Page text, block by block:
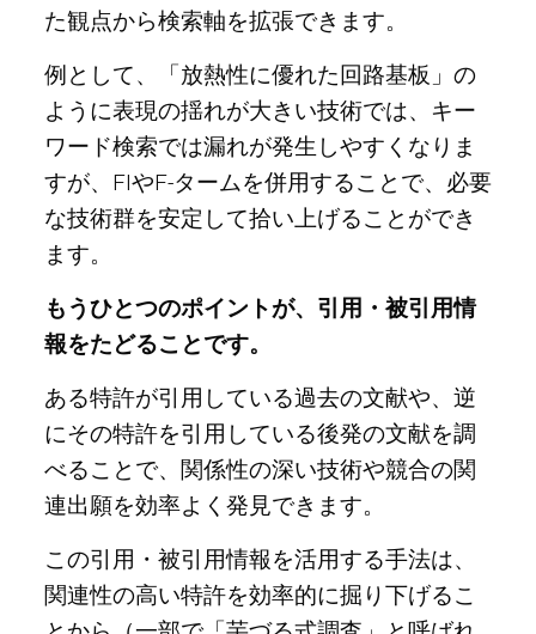
た観点から検索軸を拡張できます。
例として、「放熱性に優れた回路基板」の
ように表現の揺れが大きい技術では、キー
ワード検索では漏れが発生しやすくなりま
すが、FIやF-タームを併用することで、必要
な技術群を安定して拾い上げることができ
ます。
もうひとつのポイントが、引用・被引用情
報をたどることです。
ある特許が引用している過去の文献や、逆
にその特許を引用している後発の文献を調
べることで、関係性の深い技術や競合の関
連出願を効率よく発見できます。
この引用・被引用情報を活用する手法は、
関連性の高い特許を効率的に掘り下げるこ